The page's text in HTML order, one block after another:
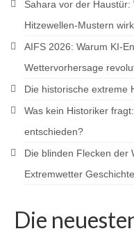
Sahara vor der
Hitzewellen-Mustern
AIFS 2026: Warum KI-
Wettervorhersage
Die historische extreme
Was kein Historiker
entschieden?
Die blinden Flecken der
Extremwetter
Die